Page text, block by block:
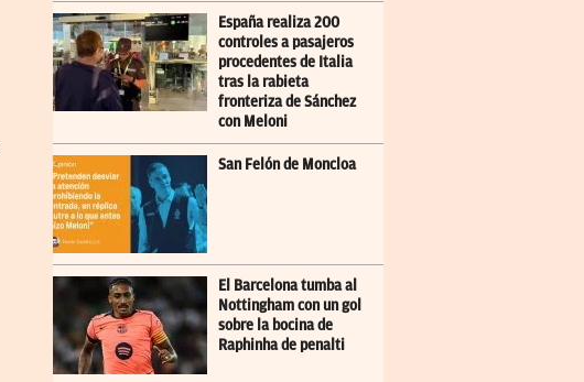
España realiza 200
controles a pasajeros
procedentes de Italia
tras la rabieta
fronteriza de Sánchez
con Meloni
San Felón de Moncloa
El Barcelona tumba al
Nottingham con un gol
sobre la bocina de
Raphinha de penalti